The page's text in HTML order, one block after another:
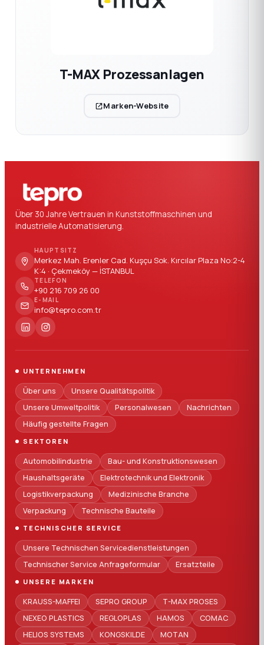
T-MAX Prozessanlagen
Marken-Website
Über 30 Jahre Vertrauen in Kunststoffmaschinen und
industrielle Automatisierung.
HAUPTSITZ
Merkez Mah. Erenler Cad. Kuşçu Sok. Kırcılar Plaza No:2-4
K:4 · Çekmeköy — İSTANBUL
TELEFON
+90 216 709 26 00
E-MAIL
info@tepro.com.tr
UNTERNEHMEN
Über uns
Unsere Qualitätspolitik
Unsere Umweltpolitik
Personalwesen
Nachrichten
Häufig gestellte Fragen
SEKTOREN
Automobilindustrie
Bau- und Konstruktionswesen
Haushaltsgeräte
Elektrotechnik und Elektronik
Logistikverpackung
Medizinische Branche
Verpackung
Technische Bauteile
TECHNISCHER SERVICE
Unsere Technischen Servicedienstleistungen
Technischer Service Anfrageformular
Ersatzteile
UNSERE MARKEN
KRAUSS-MAFFEI SEPRO GROUP
T-MAX PROSES
NEXEO PLASTICS
REGLOPLAS HAMOS
COMAC
HELIOS SYSTEMS
KONGSKILDE MOTAN